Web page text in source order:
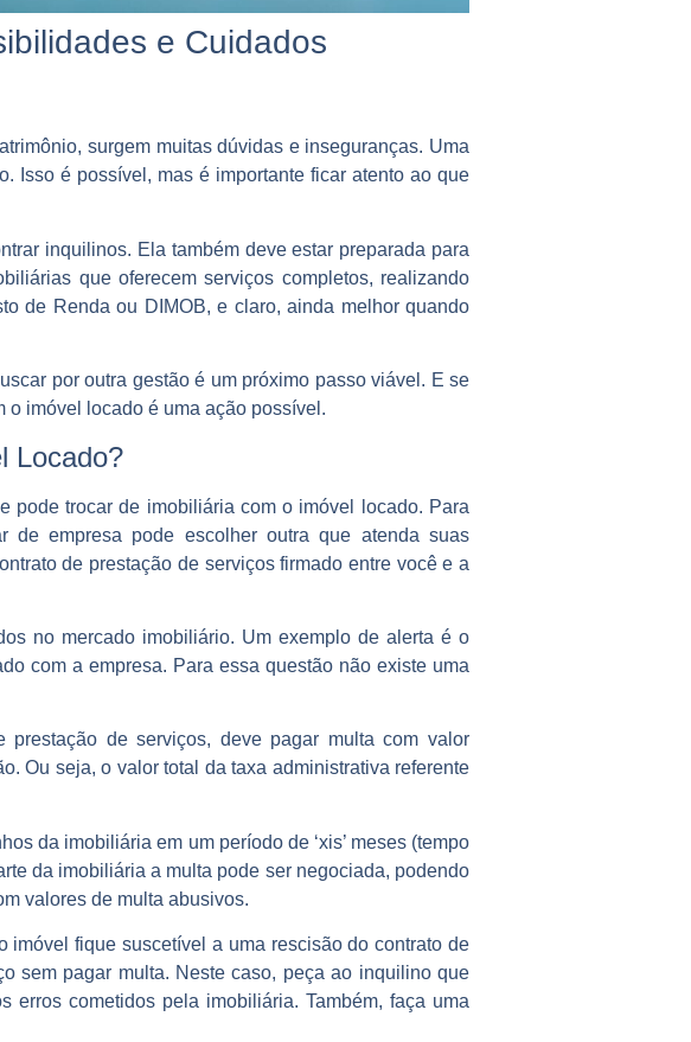
e Cuidados
surgem muitas dúvidas e inseguranças. Uma
Isso é possível, mas é importante ficar atento ao que
inquilinos. Ela também deve estar preparada para
que oferecem serviços completos, realizando
de Renda ou DIMOB, e claro, ainda melhor quando
por outra gestão é um próximo passo viável. E se
o imóvel locado é uma ação possível.
Locado?
pode trocar de imobiliária com o imóvel locado. Para
empresa pode escolher outra que atenda suas
de prestação de serviços firmado entre você e a
no mercado imobiliário. Um exemplo de alerta é o
com a empresa. Para essa questão não existe uma
de serviços, deve pagar multa com valor
Ou seja, o valor total da taxa administrativa referente
da imobiliária em um período de ‘xis’ meses (tempo
da imobiliária a multa pode ser negociada, podendo
valores de multa abusivos.
imóvel fique suscetível a uma rescisão do contrato de
sem pagar multa. Neste caso, peça ao inquilino que
erros cometidos pela imobiliária. Também, faça uma